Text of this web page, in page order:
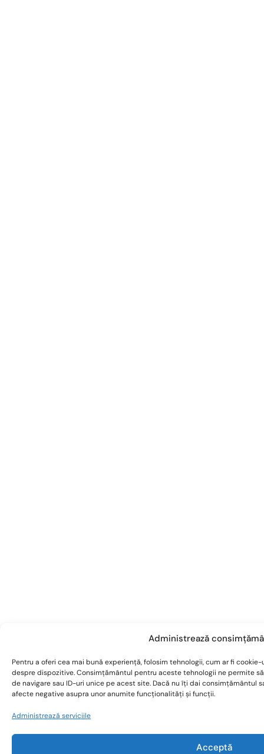
Administrează
Pentru a oferi cea mai bună experiență, folosim tehnologii, cum ar fi
despre dispozitive. Consimțământul pentru aceste tehnologii ne permite
de navigare sau ID-uri unice pe acest site. Dacă nu îți dai consimțământul
afecte negative asupra unor anumite funcționalități și funcții.
Administrează serviciile
Acceptă